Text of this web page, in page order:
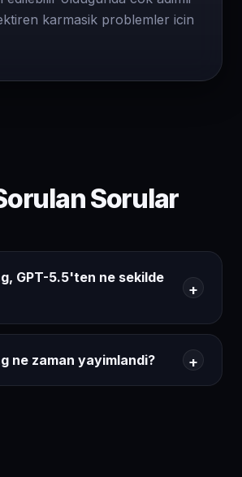
karmasik problemler icin
Sorular
GPT-5.5'ten ne sekilde
ne zaman yayimlandi?